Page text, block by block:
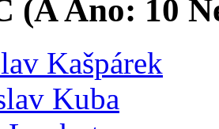
(AAno: 10
Kašpárek
Kuba